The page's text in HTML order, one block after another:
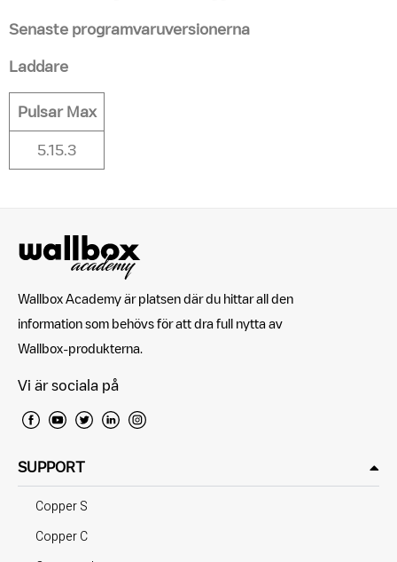
Senaste programvaruversionerna
Laddare
Pulsar Max
5.15.3
Wallbox Academy är platsen där du hittar all den
information som behövs för att dra full nytta av
Wallbox-produkterna.
Vi är sociala på
SUPPORT
Copper S
Copper C